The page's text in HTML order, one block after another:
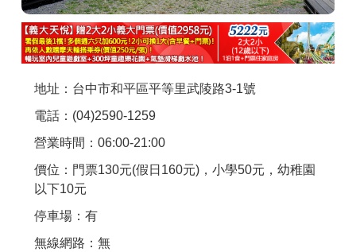
APP下載
地址：台中市和平區平等里武陵路3-1號
電話：(04)2590-1259
營業時間：06:00-21:00
價位：門票130元(假日160元)，小學50元，幼稚園
以下10元
停車場：有
無線網路：無